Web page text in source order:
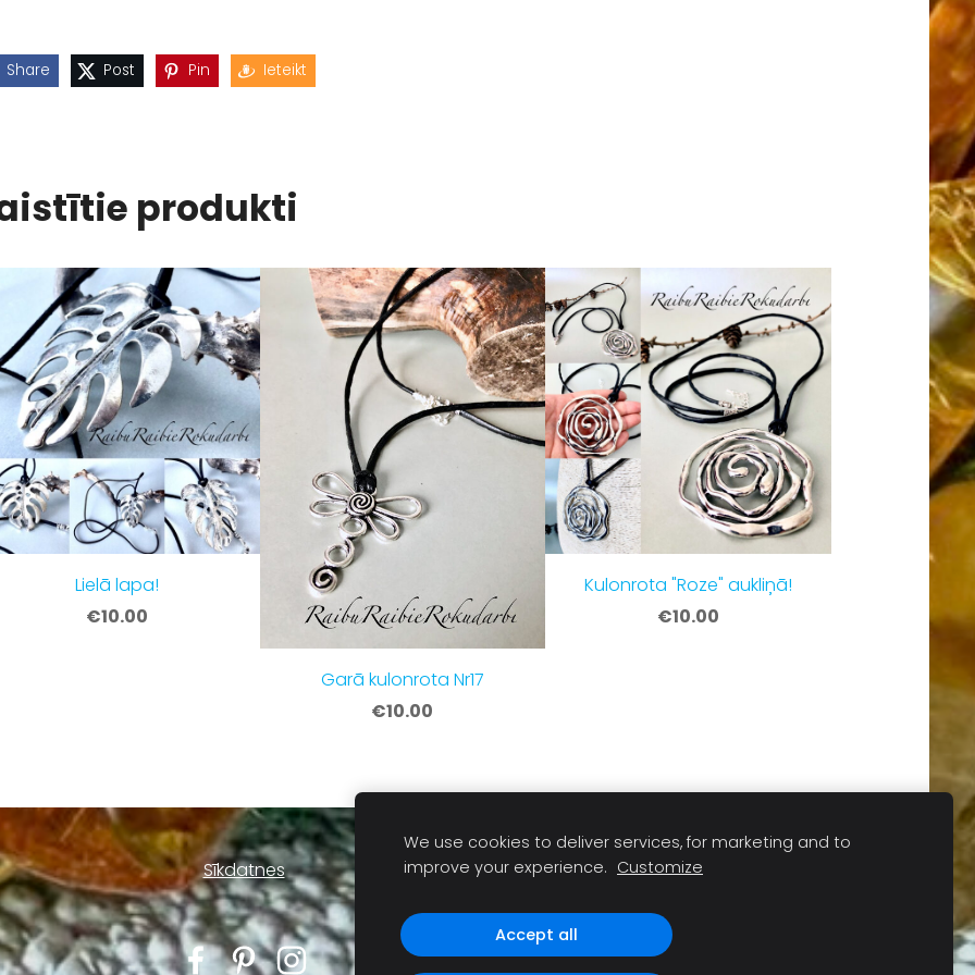
Share Post Pin Ieteikt
produkti
Lielā lapa!
€10.00
Garā kulonrota Nr17
€10.00
Kulonrota "Roze" aukliņā!
€10.00
Sīkdatnes
We use cookies to deliver services, for marketing and to
improve your experience. Customize
Accept all